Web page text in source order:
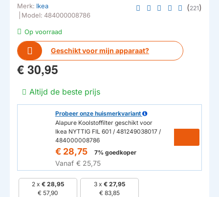
Op voorraad
Geschikt voor mijn apparaat?
Merk: Ikea
Model: 484000008786
(221)
€ 30,95
Altijd de beste prijs
Probeer onze huismerkvariant
Alapure Koolstoffilter geschikt voor
Ikea NYTTIG FIL 601 / 481249038017 /
484000008786
€ 28,75 7% goedkoper
Vanaf € 25,75
2 x € 28,95
€ 57,90
3 x € 27,95
€ 83,85